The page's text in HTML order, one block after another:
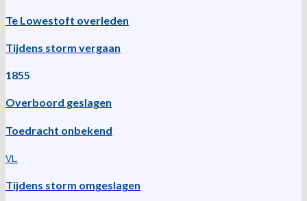
Te Lowestoft overleden
Tijdens storm vergaan
1855
Overboord geslagen
Toedracht onbekend
VL.
Tijdens storm omgeslagen